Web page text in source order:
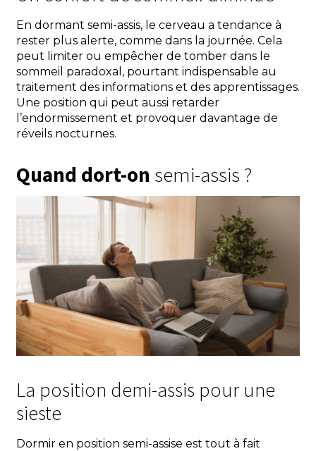
En dormant semi-assis, le cerveau a tendance à
rester plus alerte, comme dans la journée. Cela
peut limiter ou empêcher de tomber dans le
sommeil paradoxal, pourtant indispensable au
traitement des informations et des apprentissages.
Une position qui peut aussi retarder
l’endormissement et provoquer davantage de
réveils nocturnes.
Quand dort-on semi-assis ?
La position demi-assis pour une
sieste
Dormir en position semi-assise est tout à fait